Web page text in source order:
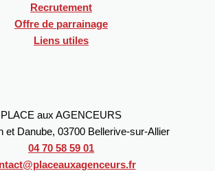
Recrutement
Offre de parrainage
Liens utiles
PLACE aux AGENCEURS
et Danube, 03700 Bellerive-sur-Allier
04 70 58 59 01